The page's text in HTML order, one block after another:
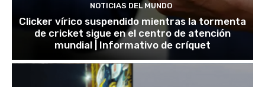
NOTICIAS DEL MUNDO
Clicker vírico suspendido mientras la tormenta
de cricket sigue en el centro de atención
mundial | Informativo de críquet